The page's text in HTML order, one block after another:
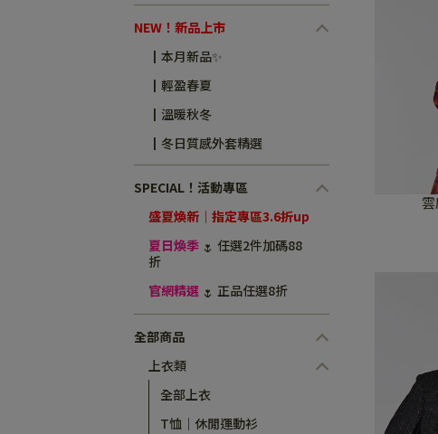
NEW！新品上市
┃本月新品✨
┃輕盈春夏
┃溫暖秋冬
┃冬日質感外套精選
SPECIAL！活動專區
盛夏煥新｜指定專區3.6折up
夏日煥季 🌷 任選2件加碼88
折
官網精選 🌷 正品任選8折
全部商品
上衣類
全部上衣
T恤｜休閒運動衫